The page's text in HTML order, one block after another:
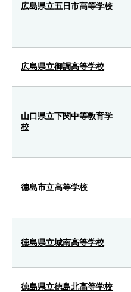
広島県立五日市高等学校
広島県立御調高等学校
山口県立下関中等教育学
校
徳島市立高等学校
徳島県立城南高等学校
徳島県立徳島北高等学校